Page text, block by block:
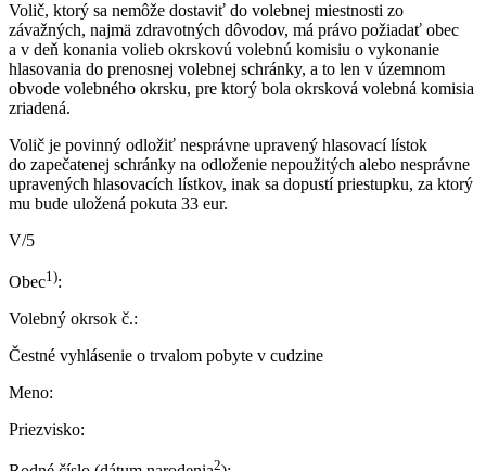
Volič, ktorý sa nemôže dostaviť do volebnej miestnosti zo
závažných, najmä zdravotných dôvodov, má právo požiadať obec
a v deň konania volieb okrskovú volebnú komisiu o vykonanie
hlasovania do prenosnej volebnej schránky, a to len v územnom
obvode volebného okrsku, pre ktorý bola okrsková volebná komisia
zriadená.
Volič je povinný odložiť nesprávne upravený hlasovací lístok
do zapečatenej schránky na odloženie nepoužitých alebo nesprávne
upravených hlasovacích lístkov, inak sa dopustí priestupku, za ktorý
mu bude uložená pokuta 33 eur.
V/5
Obec1):
Volebný okrsok č.:
Čestné vyhlásenie o trvalom pobyte v cudzine
Meno:
Priezvisko:
2